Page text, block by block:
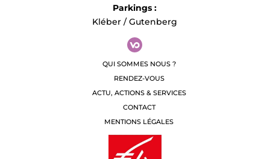
Parkings :
Kléber / Gutenberg
QUI SOMMES NOUS ?
RENDEZ-VOUS
ACTU, ACTIONS & SERVICES
CONTACT
MENTIONS LÉGALES